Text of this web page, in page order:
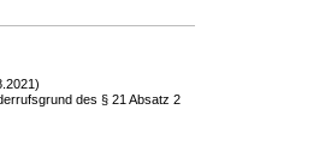
des § 21 Absatz 2